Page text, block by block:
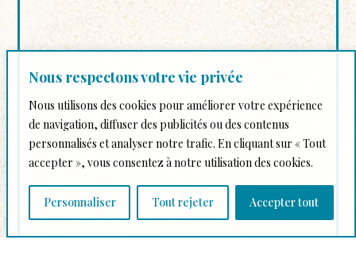
Nous respectons votre vie privée
Nous utilisons des cookies pour améliorer votre expérience
de navigation, diffuser des publicités ou des contenus
personnalisés et analyser notre trafic. En cliquant sur « Tout
accepter », vous consentez à notre utilisation des cookies.
Personnaliser Tout rejeter Accepter tout